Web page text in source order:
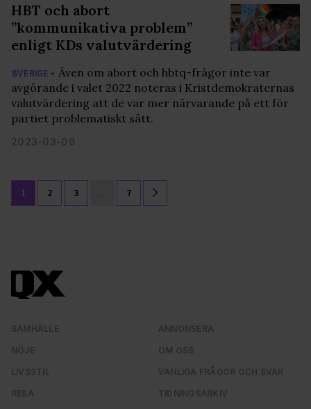
HBT och abort
”kommunikativa problem”
enligt KDs valutvärdering
SVERIGE • Även om abort och hbtq-frågor inte var
avgörande i valet 2022 noteras i Kristdemokraternas
valutvärdering att de var mer närvarande på ett för
partiet problematiskt sätt.
2023-03-08
1 2 3 7
SAMHÄLLE
NÖJE
LIVSSTIL
RESA
ANNONSERA
OM OSS
VANLIGA FRÅGOR OCH SVAR
TIDNINGSARKIV